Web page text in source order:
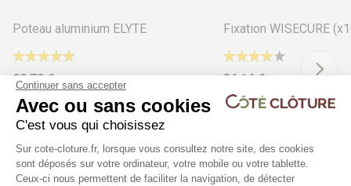
Poteau aluminium ELYTE
98,78 €
Fixation WISECURE
36,14 €
Continuer sans accepter
Avec ou sans cookies
C'est vous qui choisissez
Plateforme de Gestion du
Sur cote-cloture.fr, lorsque vous consultez notre site, des cookies
sont déposés sur votre ordinateur, votre mobile ou votre tablette.
Ceux-ci nous permettent de faciliter la navigation, de détecter